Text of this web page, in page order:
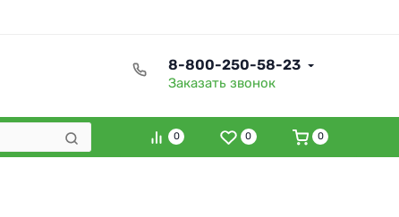
8-800-250-58-23
Заказать звонок
0 0 0